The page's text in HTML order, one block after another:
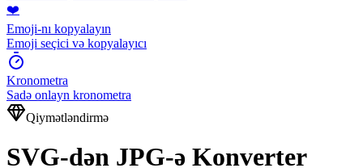
❤️
Emoji-nı kopyalayın
Emoji seçici və kopyalayıcı
Kronometra
Sadə onlayn kronometra
Qiymətləndirmə
SVG-dən JPG-ə Konverter